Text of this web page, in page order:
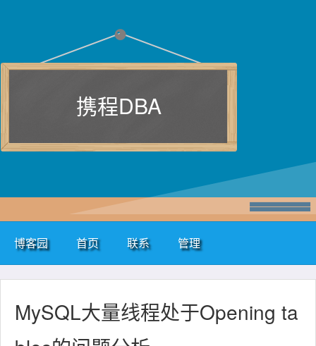
携程DBA
博客园 首页 联系 管理
MySQL大量线程处于Opening ta